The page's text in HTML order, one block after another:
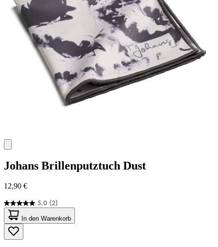
Johans Brillenputztuch Dust
12,90 €
5.0 (2)
5.0
von
5
Sternen.
2
In den Warenkorb